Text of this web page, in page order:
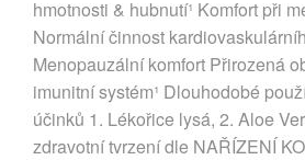
hmotnosti & hubnutí¹ Komfort při
Normální činnost
Menopauzální komfort Přirozená
imunitní systém¹ Dlouhodobé
účinků 1. Lékořice lysá, 2. Aloe
zdravotní tvrzení dle NAŘÍZENÍ